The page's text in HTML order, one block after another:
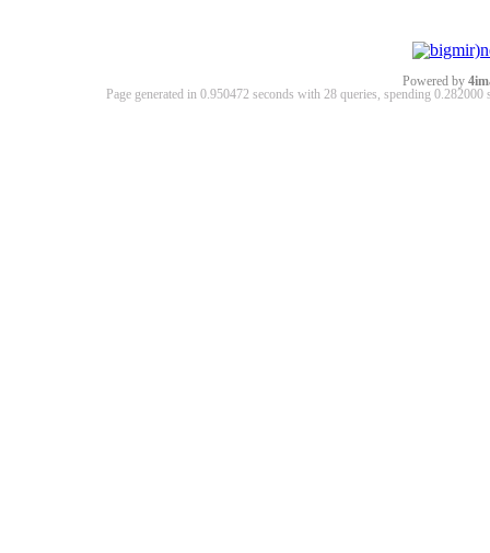
Powered by
Page generated in 0.950472 seconds with 28 queries, spending